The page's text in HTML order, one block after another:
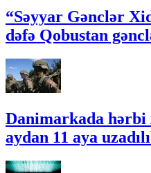
“Səyyar Gənclər
dəfə Qobustan
Danimarkada
aydan 11 aya